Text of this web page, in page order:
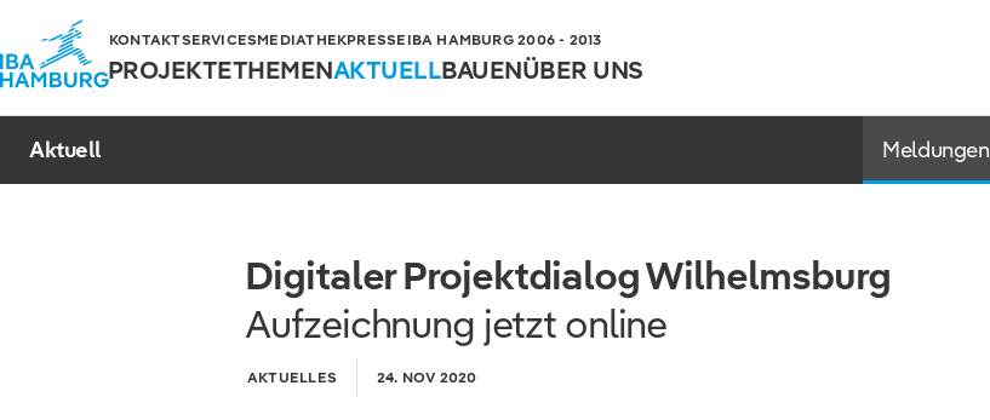
PROJEKTETHEMENAKTUELLBAUENÜBER UNS
SERVICESMEDIATHEKPRESSE IBA HAMBURG 2006 - 2013
KONTAKT
Aktuell Meldungen
Digitaler Projektdialog Wilhelmsburg
Aufzeichnung jetzt online
AKTUELLES 24. NOV 2020